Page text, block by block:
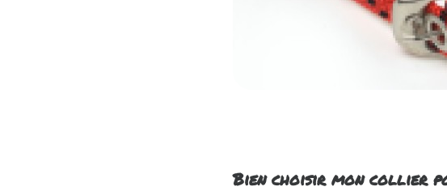
Bien choisir mon collier